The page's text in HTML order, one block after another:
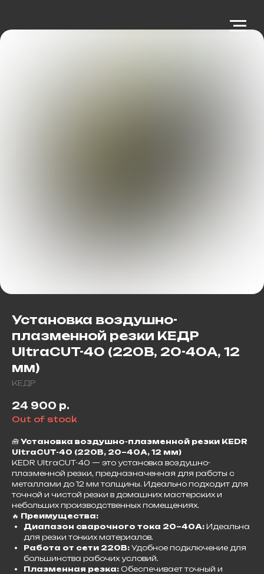
Установка воздушно-
плазменной резки КЕДР
UltraCUT-40 (220В, 20-40А, 12
мм)
КЕДР
24 900 р.
Out of stock
🧰 Установка воздушно-плазменной резки KEDR
UltraCUT-40 (220В, 20–40А, 12 мм)
KEDR UltraCUT-40 — это установка воздушно-
плазменной резки, предназначенная для работы с
металлами до 12 мм толщины. Идеально подходит для
точной и чистой резки в домашних мастерских и
небольших производственных помещениях.
🔥 Преимущества:
Диапазон сварочного тока 20–40А: Идеальна
для резки тонких материалов.
Работа от сети 220В: Удобное подключение для
большинства рабочих условий.
Плазменная резка: Обеспечивает точный и